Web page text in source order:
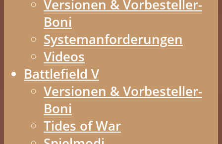
Versionen & Vorbesteller-
Boni
Systemanforderungen
Videos
Battlefield V
Versionen & Vorbesteller-
Boni
Tides of War